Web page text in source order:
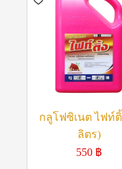
กลูโฟซิเนต ไฟท์ติ้
ลิตร)
550 ฿